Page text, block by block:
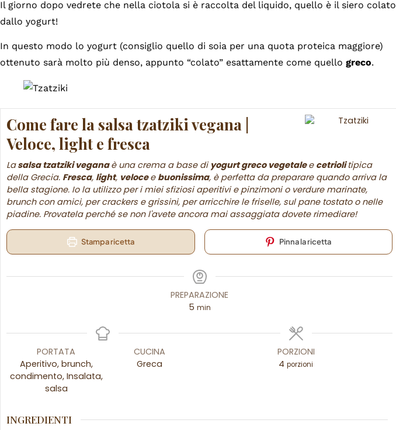
Il giorno dopo vedrete che nella ciotola si è raccolta del liquido, quello è il siero colato
dallo yogurt!
In questo modo lo yogurt (consiglio quello di soia per una quota proteica maggiore)
ottenuto sarà molto più denso, appunto “colato” esattamente come quello greco.
Come fare la salsa tzatziki vegana |
Veloce, light e fresca
Lasalsa tzatziki veganaè una crema a base di yogurt greco vegetalee cetriolitipica
della Grecia. Fresca, light, velocee buonissima, è perfetta da preparare quando arriva la
bella stagione. Io la utilizzo per i miei sfiziosi aperitivi e pinzimoni o verdure marinate,
brunch con amici, per crackers e grissini, per arricchire le friselle, sul pane tostato o nelle
piadine. Provatela perché se non l'avete ancora mai assaggiata dovete rimediare!
Stampa ricetta Pinna la ricetta
PREPARAZIONE
5 min
PORTATA
Aperitivo, brunch,
condimento, Insalata,
salsa
CUCINA
Greca
PORZIONI
4 porzioni
INGREDIENTI